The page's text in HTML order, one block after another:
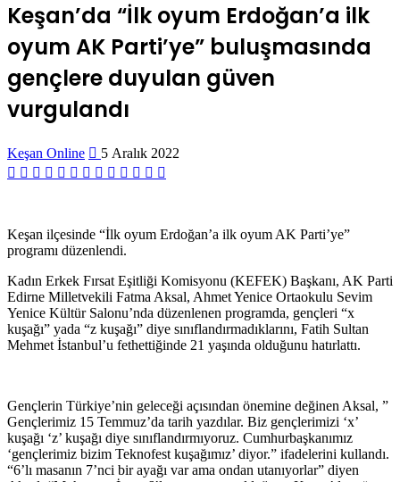
Keşan’da “İlk oyum Erdoğan’a ilk
oyum AK Parti’ye” buluşmasında
gençlere duyulan güven
vurgulandı
Keşan Online
Bir
e-
posta
5 Aralık 2022
Facebook
Twitter
LinkedIn
Tumblr
Pinterest
Reddit
VKontakte
Odnoklassniki
Pocket
Messenger
Messenger
WhatsApp
Keşan ilçesinde “İlk oyum Erdoğan’a ilk oyum AK Parti’ye”
programı düzenlendi.
Kadın Erkek Fırsat Eşitliği Komisyonu (KEFEK) Başkanı, AK Parti
Edirne Milletvekili Fatma Aksal, Ahmet Yenice Ortaokulu Sevim
Yenice Kültür Salonu’nda düzenlenen programda, gençleri “x
kuşağı” yada “z kuşağı” diye sınıflandırmadıklarını, Fatih Sultan
Mehmet İstanbul’u fethettiğinde 21 yaşında olduğunu hatırlattı.
Gençlerin Türkiye’nin geleceği açısından önemine değinen Aksal, ”
Gençlerimiz 15 Temmuz’da tarih yazdılar. Biz gençlerimizi ‘x’
kuşağı ‘z’ kuşağı diye sınıflandırmıyoruz. Cumhurbaşkanımız
‘gençlerimiz bizim Teknofest kuşağımız’ diyor.” ifadelerini kullandı.
“6’lı masanın 7’nci bir ayağı var ama ondan utanıyorlar” diyen